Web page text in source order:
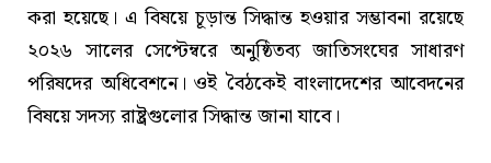
করা হয়েছে। এ বিষয়ে চূড়ান্ত সিদ্ধান্ত হওয়ার সম্ভাবনা রয়েছে
২০২৬ সালের সেপ্টেম্বরে অনুষ্ঠিতব্য জাতিসংঘের সাধারণ
পরিষদের অধিবেশনে। ওই বৈঠকেই বাংলাদেশের আবেদনের
বিষয়ে সদস্য রাষ্ট্রগুলোর সিদ্ধান্ত জানা যাবে।